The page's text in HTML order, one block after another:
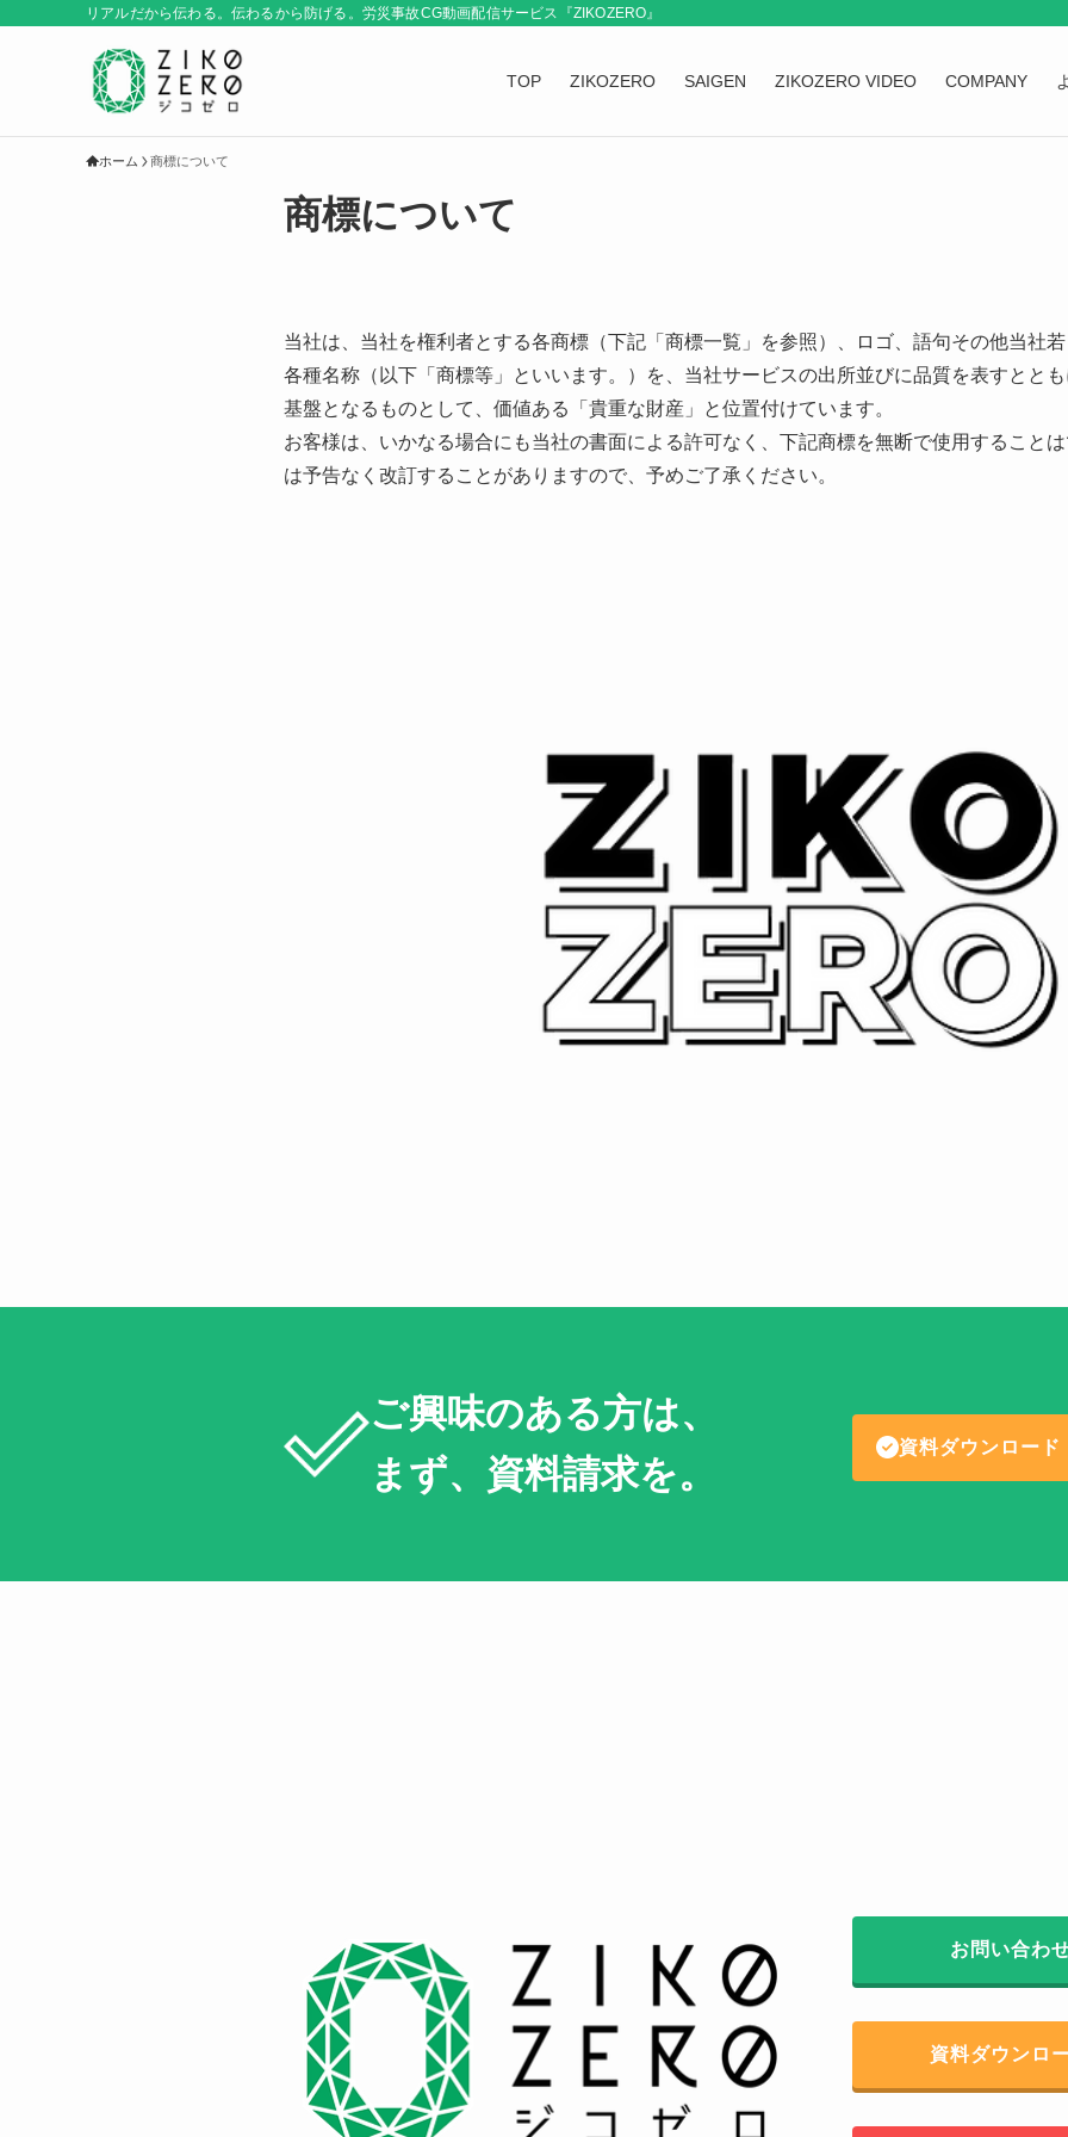
リアルだから伝わる。伝わるから防げる。労災事故CG動画配信サービス『ZIKOZERO』
TOP ZIKOZERO SAIGEN ZIKOZERO VIDEO COMPANY
ホーム 商標について
商標について
当社は、当社を権利者とする各商標（下記「商標一覧」を参照）、ロゴ、語句その他当社
各種名称（以下「商標等」といいます。）を、当社サービスの出所並びに品質を表すとと
基盤となるものとして、価値ある「貴重な財産」と位置付けています。
お客様は、いかなる場合にも当社の書面による許可なく、下記商標を無断で使用すること
は予告なく改訂することがありますので、予めご了承ください。
ご興味のある方は、
まず、資料請求を。
資料ダウンロード
お問い合わ
資料ダウンロ